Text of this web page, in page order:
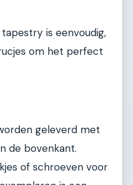
is eenvoudig,
om het perfect
geleverd met
de bovenkant.
of schroeven voor